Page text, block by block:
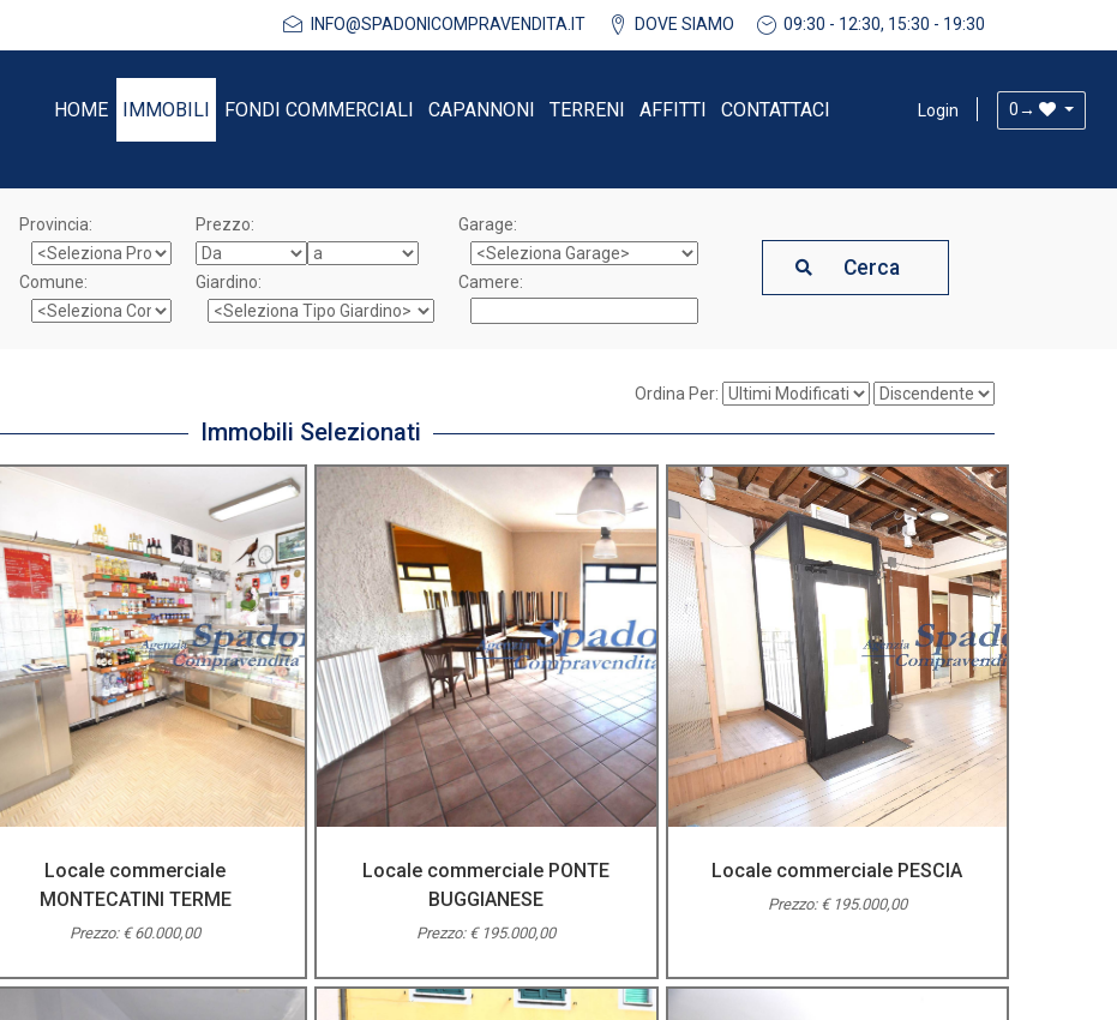
INFO@SPADONICOMPRAVENDITA.IT DOVE SIAMO 09:30 - 12:30, 15:30 - 19:30
HOME IMMOBILI FONDI COMMERCIALI CAPANNONI TERRENI AFFITTI CONTATTACI Login 0→
Provincia:
Comune:
Prezzo:
Giardino:
Garage:
Camere:
Cerca
Ordina Per:
Immobili Selezionati
Locale commerciale
MONTECATINI TERME
Prezzo: € 60.000,00
Locale commerciale PONTE
BUGGIANESE
Prezzo: € 195.000,00
Locale commerciale PESCIA
Prezzo: € 195.000,00